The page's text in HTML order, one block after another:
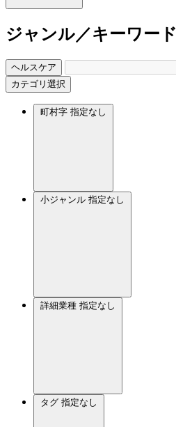
ジャンル／キーワード
ヘルスケア
カテゴリ選択
町村字 指定なし
小ジャンル 指定なし
詳細業種 指定なし
タグ 指定なし